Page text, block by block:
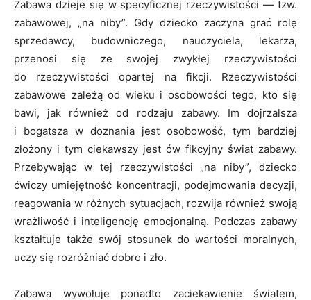
Zabawa dzieje się w specyficznej rzeczywistości — tzw.
zabawowej, „na niby”. Gdy dziecko zaczyna grać rolę
sprzedawcy, budowniczego, nauczyciela, lekarza,
przenosi się ze swojej zwykłej rzeczywistości
do rzeczywistości opartej na fikcji. Rzeczywistości
zabawowe zależą od wieku i osobowości tego, kto się
bawi, jak również od rodzaju zabawy. Im dojrzalsza
i bogatsza w doznania jest osobowość, tym bardziej
złożony i tym ciekawszy jest ów fikcyjny świat zabawy.
Przebywając w tej rzeczywistości „na niby”, dziecko
ćwiczy umiejętność koncentracji, podejmowania decyzji,
reagowania w różnych sytuacjach, rozwija również swoją
wrażliwość i inteligencję emocjonalną. Podczas zabawy
kształtuje także swój stosunek do wartości moralnych,
uczy się rozróżniać dobro i zło.
Zabawa wywołuje ponadto zaciekawienie światem,